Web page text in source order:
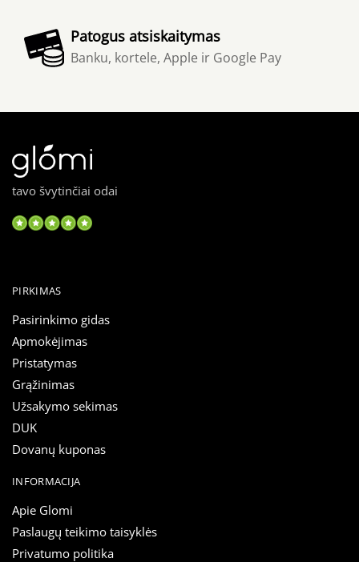
Patogus atsiskaitymas
Banku, kortele, Apple ir Google Pay
tavo švytinčiai odai
PIRKIMAS
Pasirinkimo gidas
Apmokėjimas
Pristatymas
Grąžinimas
Užsakymo sekimas
DUK
Dovanų kuponas
INFORMACIJA
Apie Glomi
Paslaugų teikimo taisyklės
Privatumo politika